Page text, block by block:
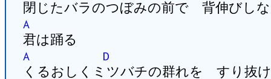
閉じたバラのつぼみの前で 背伸びし
A
君は踊る
A
D
くるおしくミツバチの群れを すり抜